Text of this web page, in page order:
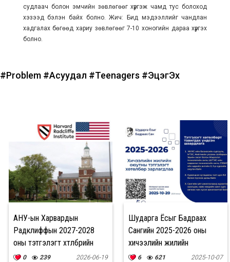
судлаач болон эмчийн зөвлөгөөг хүргэж чамд тус болоход
хэзээд бэлэн байх болно. Жич: Бид мэдээллийг чандлан
хадгалах бөгөөд хариу зөвлөгөөг 7-10 хоногийн дараа хүргэх
болно.
#Problem #Асуудал #Teenagers #ЭцэгЭх
АНУ-ын Харвардын
Радклиффын 2027-2028
оны тэтгэлэгт хөтөлбөрийн
бүртгэл эхэллээ
0 239 2026-06-19
Шударга Ёсыг Бадраах
Сангийн 2025-2026 оны
хичээлийн жилийн
тэтгэлэгт хөтөлбөр зарлагдлаа
6 621 2025-10-07